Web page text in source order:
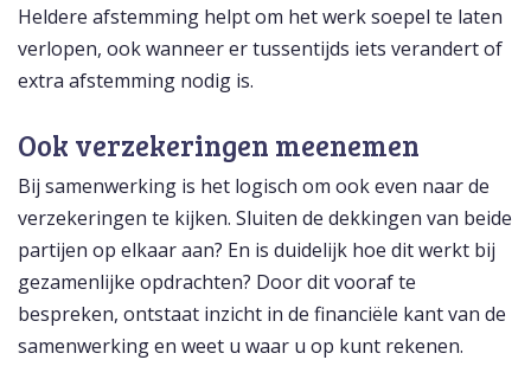
Heldere afstemming helpt om het werk soepel te laten
verlopen, ook wanneer er tussentijds iets verandert of
extra afstemming nodig is.
Ook verzekeringen meenemen
Bij samenwerking is het logisch om ook even naar de
verzekeringen te kijken. Sluiten de dekkingen van beide
partijen op elkaar aan? En is duidelijk hoe dit werkt bij
gezamenlijke opdrachten? Door dit vooraf te
bespreken, ontstaat inzicht in de financiële kant van de
samenwerking en weet u waar u op kunt rekenen.